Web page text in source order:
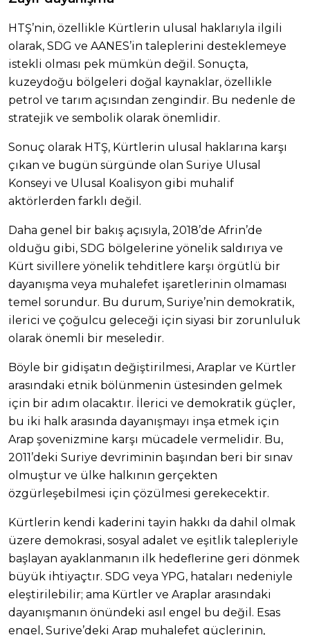
HTŞ’nin, özellikle Kürtlerin ulusal haklarıyla ilgili
olarak, SDG ve AANES’in taleplerini desteklemeye
istekli olması pek mümkün değil. Sonuçta,
kuzeydoğu bölgeleri doğal kaynaklar, özellikle
petrol ve tarım açısından zengindir. Bu nedenle de
stratejik ve sembolik olarak önemlidir.
Sonuç olarak HTŞ, Kürtlerin ulusal haklarına karşı
çıkan ve bugün sürgünde olan Suriye Ulusal
Konseyi ve Ulusal Koalisyon gibi muhalif
aktörlerden farklı değil.
Daha genel bir bakış açısıyla, 2018’de Afrin’de
olduğu gibi, SDG bölgelerine yönelik saldırıya ve
Kürt sivillere yönelik tehditlere karşı örgütlü bir
dayanışma veya muhalefet işaretlerinin olmaması
temel sorundur. Bu durum, Suriye’nin demokratik,
ilerici ve çoğulcu geleceği için siyasi bir zorunluluk
olarak önemli bir meseledir.
Böyle bir gidişatın değiştirilmesi, Araplar ve Kürtler
arasındaki etnik bölünmenin üstesinden gelmek
için bir adım olacaktır. İlerici ve demokratik güçler,
bu iki halk arasında dayanışmayı inşa etmek için
Arap şovenizmine karşı mücadele vermelidir. Bu,
2011’deki Suriye devriminin başından beri bir sınav
olmuştur ve ülke halkının gerçekten
özgürleşebilmesi için çözülmesi gerekecektir.
Kürtlerin kendi kaderini tayin hakkı da dahil olmak
üzere demokrasi, sosyal adalet ve eşitlik talepleriyle
başlayan ayaklanmanın ilk hedeflerine geri dönmek
büyük ihtiyaçtır. SDG veya YPG, hataları nedeniyle
eleştirilebilir; ama Kürtler ve Araplar arasındaki
dayanışmanın önündeki asıl engel bu değil. Esas
engel, Suriye’deki Arap muhalefet güçlerinin,